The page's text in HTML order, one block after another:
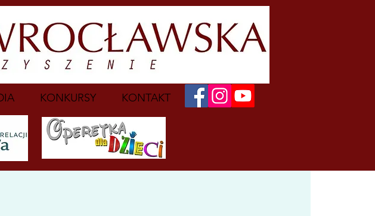
KONKURSY KONTAKT